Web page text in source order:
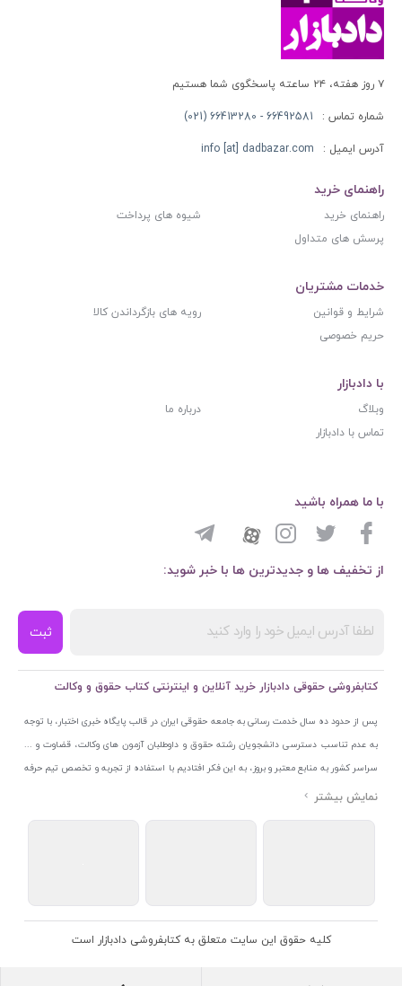
۷ روز هفته، ۲۴ ساعته پاسخگوی شما هستیم
شماره تماس : 66492581 - 66413280 (021)
آدرس ایمیل : info [at] dadbazar.com
راهنمای خرید
راهنمای خرید
شیوه های پرداخت
پرسش های متداول
خدمات مشتریان
شرایط و قوانین
رویه های بازگرداندن کالا
حریم خصوصی
با دادبازار
وبلاگ
درباره ما
تماس با دادبازار
از تخفیف ها و جدیدترین ها با خبر شوید:
ثبت
با ما همراه باشید
کتابفروشی حقوقی دادبازار خرید آنلاین و اینترنتی کتاب حقوق و وکالت
پس از حدود ده سال خدمت رسانی به جامعه حقوقی ایران در قالب پایگاه خبری اختبار، با توجه
به عدم تناسب دسترسی دانشجویان رشته حقوق و داوطلبان آزمون های وکالت، قضاوت و ...
سراسر کشور به منابع معتبر و بروز، به این فکر افتادیم با استفاده از تجربه و تخصص تیم حرفه
ای اختبار خدمتی جدید به جامعه حقوقی ایران ارائه کنیم. به این منظور با راه اندازی و تجهیز
اتحادیه ناشران و کتابفروشان تهران به منظور ارائه مطمئن ترین خدمات مجموعه بسیار کامل و
معتبری از کتاب های حقوقی را به علاقمندان عرضه کرده ایم. علاوه بر این با بهره گیری از فناوری
کلیه حقوق این سایت متعلق به کتابفروشی دادبازار است